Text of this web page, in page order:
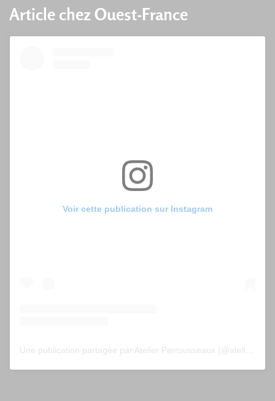
Article chez Ouest-France
Voir cette publication sur Instagram
Une publication partagée par Atelier Perrousseaux (@atelier_perrousseaux)